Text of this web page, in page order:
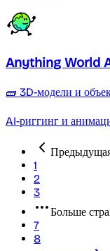
Anything World
🧱 3D-модели и
AI-риггинг и
1
2
3
Больше
7
8